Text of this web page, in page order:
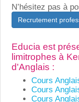
N’hésitez pas à
Recrutement
Educia est
limitrophes à
d'Anglais :
Cours
Cours
Cours